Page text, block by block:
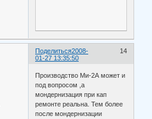
Поделиться 14
2008-
01-27 13:35:50
Производство Ми-2А может и
под вопросом ,а
мондернизация при кап
ремонте реальна. Тем более
после мондернизации